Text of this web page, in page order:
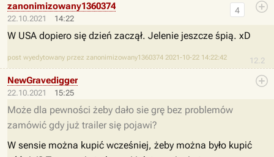
22.10.2021 14:22
12.2
4
zanonimizowany1360374
W USA dopiero się dzień zaczął. Jelenie jeszcze śpią. xD
post wyedytowany przez zanonimizowany1360374 2021-10-22 14:22:42
22.10.2021 15:25
NewGravedigger
Może dla pewności żeby dało sie grę bez problemów
zamówić gdy już trailer się pojawi?
W sensie można kupić wcześniej, żeby można było kupić